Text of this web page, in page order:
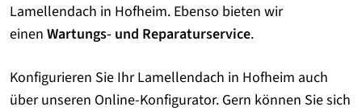
Lamellendach in Hofheim. Ebenso bieten wir
einen Wartungs- und Reparaturservice.
Konfigurieren Sie Ihr Lamellendach in Hofheim auch
über unseren Online-Konfigurator. Gern können Sie sich